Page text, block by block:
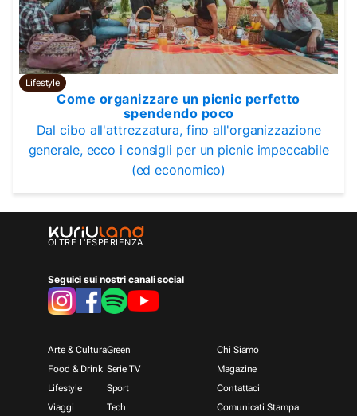
Lifestyle
Come organizzare un picnic perfetto
spendendo poco
Dal cibo all'attrezzatura, fino all'organizzazione
generale, ecco i consigli per un picnic impeccabile
(ed economico)
OLTRE L'ESPERIENZA
Seguici sui nostri canali social
Arte & Cultura
Food & Drink
Lifestyle
Viaggi
Green
Serie TV
Sport
Tech
Chi Siamo
Magazine
Contattaci
Comunicati Stampa